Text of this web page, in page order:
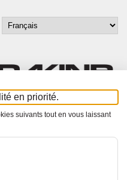
© Bucher+Walt 2011-2026
- Informations non contractuelles
en priorité.
suivants tout en vous laissant